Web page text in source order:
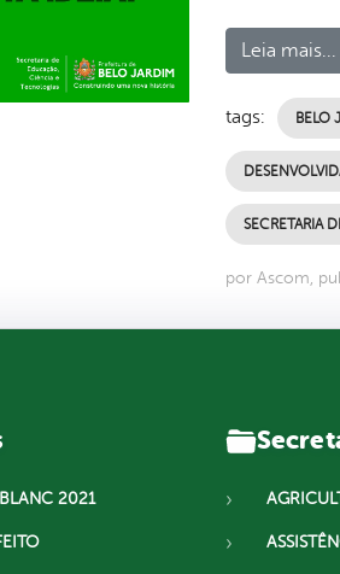
Leia mais...
tags: BELO
SECRETARIA
por Ascom,
2021